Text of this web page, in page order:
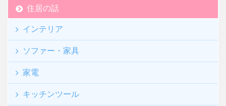
住居の話
インテリア
ソファー・家具
家電
キッチンツール